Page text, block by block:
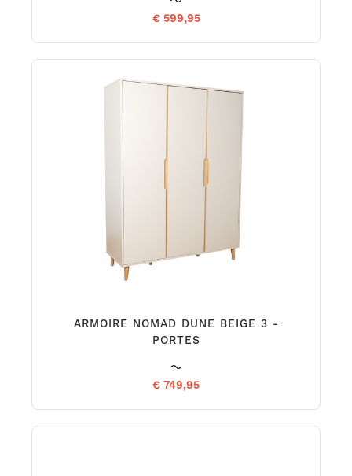
€ 599,95
ARMOIRE NOMAD DUNE BEIGE 3 -
PORTES
€ 749,95